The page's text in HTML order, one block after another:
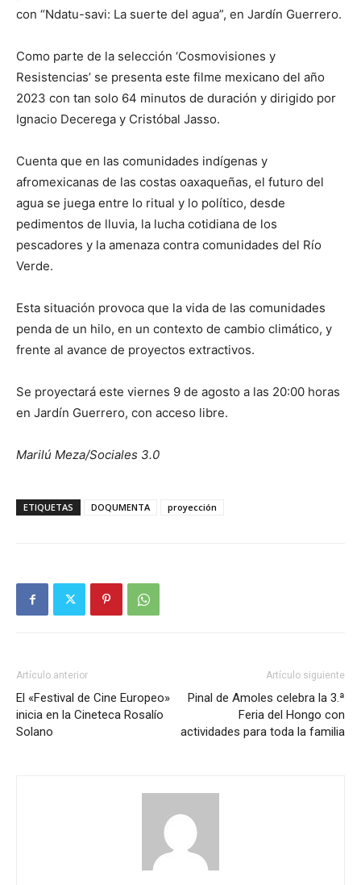
con “Ndatu-savi: La suerte del agua”, en Jardín Guerrero.
Como parte de la selección ‘Cosmovisiones y
Resistencias’ se presenta este filme mexicano del año
2023 con tan solo 64 minutos de duración y dirigido por
Ignacio Decerega y Cristóbal Jasso.
Cuenta que en las comunidades indígenas y
afromexicanas de las costas oaxaqueñas, el futuro del
agua se juega entre lo ritual y lo político, desde
pedimentos de lluvia, la lucha cotidiana de los
pescadores y la amenaza contra comunidades del Río
Verde.
Esta situación provoca que la vida de las comunidades
penda de un hilo, en un contexto de cambio climático, y
frente al avance de proyectos extractivos.
Se proyectará este viernes 9 de agosto a las 20:00 horas
en Jardín Guerrero, con acceso libre.
Marilú Meza/Sociales 3.0
ETIQUETAS DOQUMENTA proyección
Artículo anterior
El «Festival de Cine Europeo»
inicia en la Cineteca Rosalío
Solano
Artículo siguiente
Pinal de Amoles celebra la 3.ª
Feria del Hongo con
actividades para toda la familia